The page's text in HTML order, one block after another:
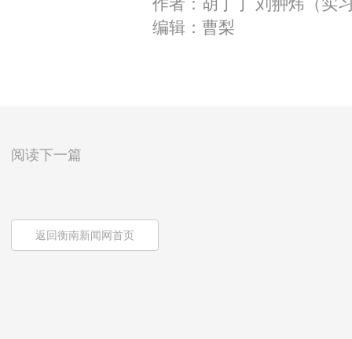
作者：胡丁丁 刘翀炜（实
编辑：曹梨
阅读下一篇
返回衡南新闻网首页